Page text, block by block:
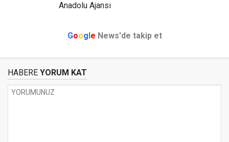
Anadolu Ajansı
Google News'de takip et
HABERE YORUM KAT